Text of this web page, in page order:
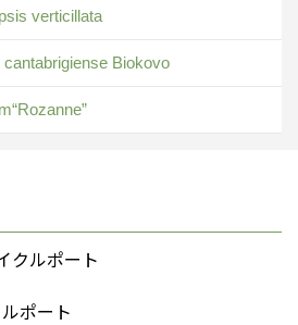
verticillata
Biokovo
クルポート
ポート